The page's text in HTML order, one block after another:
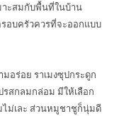
าะสมกับพื้นที่ในบ้าน
อบครัวควรที่จะออกแบบ
อร่อย ราเมงซุปกระดูก
สกลมกล่อม มีให้เลือก
ไม่เละ ส่วนหมูชาชูก็นุ่มดี